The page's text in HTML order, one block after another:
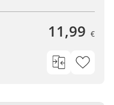
11,99 €